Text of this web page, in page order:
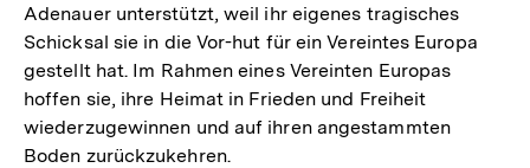
Adenauer unterstützt, weil ihr eigenes tragisches
Schicksal sie in die Vor-hut für ein Vereintes Europa
gestellt hat. Im Rahmen eines Vereinten Europas
hoffen sie, ihre Heimat in Frieden und Freiheit
wiederzugewinnen und auf ihren angestammten
Boden zurückzukehren.